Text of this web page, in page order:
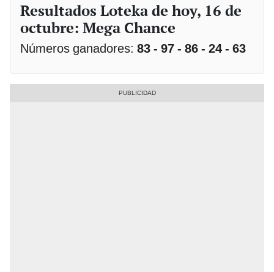
Resultados Loteka de hoy, 16 de
octubre: Mega Chance
Números ganadores: 83 - 97 - 86 - 24 - 63